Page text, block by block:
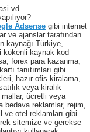
vd.
Adsense gibi internet
ve ajanslar tarafından
kaynağı Türkiye,
kökenli kaynak kod
forex para kazanma,
tanıtımları gibi
hazır ofis kiralama,
veya kiralık
ücretli veya
bedava reklamlar, rejim,
ve otel reklamları gibi
sitemize ve gerekse